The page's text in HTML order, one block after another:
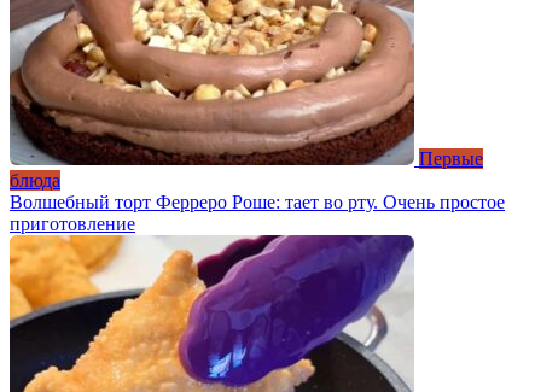
Первые
блюда
Волшебный торт Ферреро Роше: тает во рту. Очень простое
приготовление